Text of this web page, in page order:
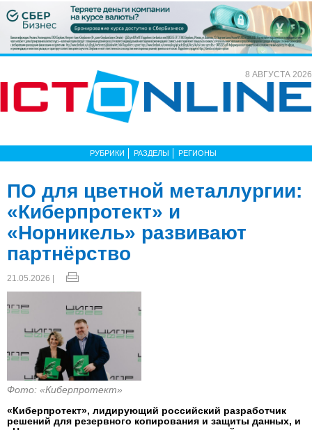
8 АВГУСТА 2026
РУБРИКИ РАЗДЕЛЫ РЕГИОНЫ
ПО для цветной металлургии:
«Киберпротект» и
«Норникель» развивают
партнёрство
21.05.2026 |
Фото: «Киберпротект»
«Киберпротект», лидирующий российский разработчик
решений для резервного копирования и защиты данных, и